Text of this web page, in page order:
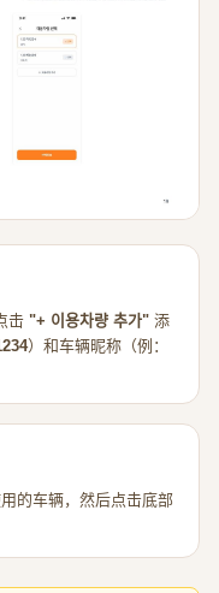
击 "+ 이용차량 추가" 添
）和车辆昵称（例：
的车辆，然后点击底部